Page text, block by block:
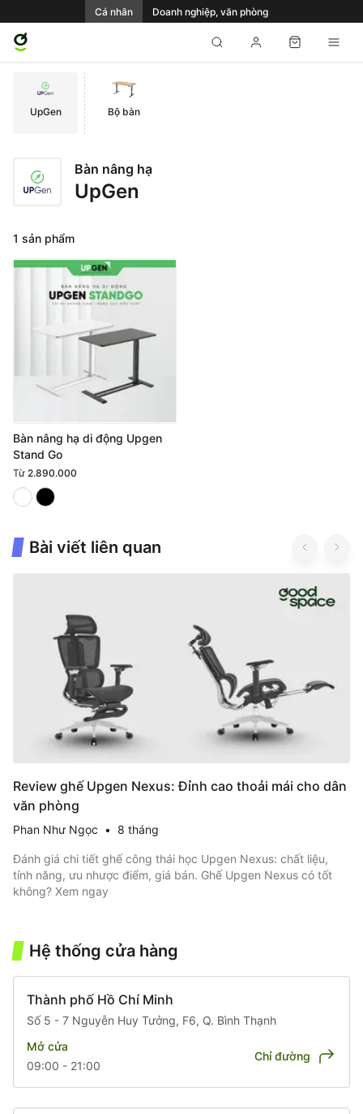
Cá nhân Doanh nghiệp, văn phòng
UpGen Bộ bàn
Bàn nâng hạ
UpGen
1 sản phẩm
Bàn nâng hạ di động Upgen
Stand Go
Từ 2.890.000
Bài viết liên quan
Review ghế Upgen Nexus: Đỉnh cao thoải mái cho dân
văn phòng
Phan Như Ngọc • 8 tháng
Đánh giá chi tiết ghế công thái học Upgen Nexus: chất liệu,
tính năng, ưu nhược điểm, giá bán. Ghế Upgen Nexus có tốt
không? Xem ngay
of
Hệ thống cửa hàng
Thành phố Hồ Chí Minh
Số 5 - 7 Nguyễn Huy Tưởng, F6, Q. Bình Thạnh
Mở cửa
09:00 - 21:00
Chỉ đường